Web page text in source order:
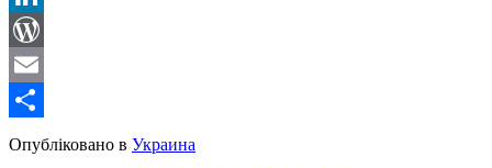
LinkedIn
WordPress
Email
Share
Опубліковано в Украина